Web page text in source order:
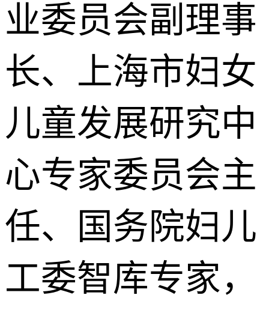
业委员会副理事
长、上海市妇女
儿童发展研究中
心专家委员会主
任、国务院妇儿
工委智库专家，